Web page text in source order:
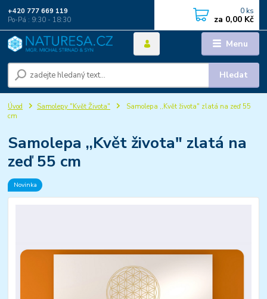
Menu
Hledat
+420 777 669 119
Po-Pá : 9:30 - 18:30
0 ks
za 0,00 Kč
Úvod Samolepy "Květ Života"
Samolepa ,,Květ života" zlatá na zeď 55
cm
Samolepa ,,Květ života" zlatá na
zeď 55 cm
Novinka